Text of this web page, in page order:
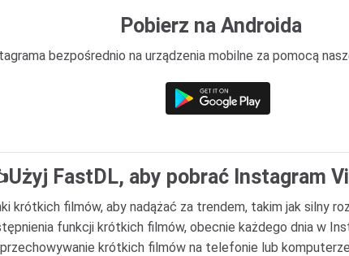
Pobierz na Androida
bezpośrednio na urządzenia mobilne za pomocą
FastDL, aby pobrać Instagram
krótkich filmów, aby nadążać za trendem, takim jak silny
funkcji krótkich filmów, obecnie każdego dnia w
krótkich filmów na telefonie lub